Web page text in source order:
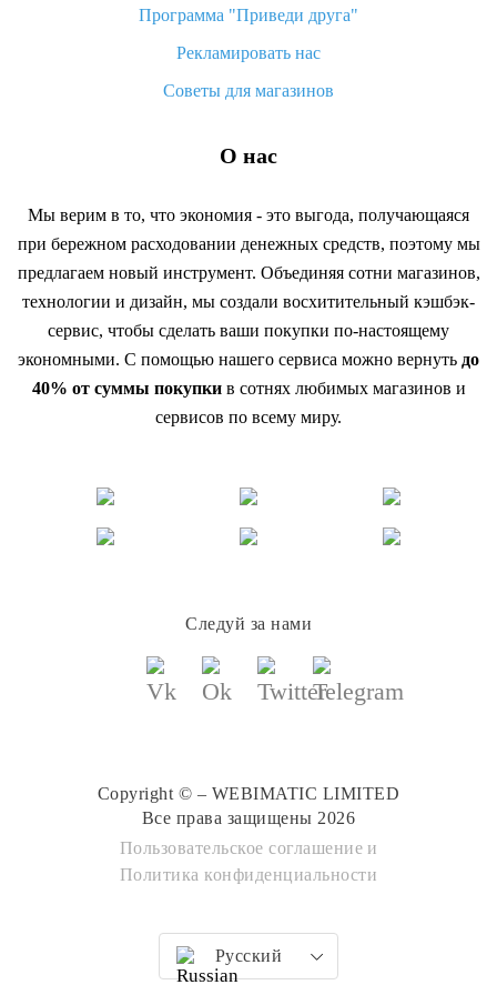
Программа "Приведи друга"
Рекламировать нас
Советы для магазинов
О нас
Мы верим в то, что экономия - это выгода, получающаяся
при бережном расходовании денежных средств, поэтому мы
предлагаем новый инструмент. Объединяя сотни магазинов,
технологии и дизайн, мы создали восхитительный кэшбэк-
сервис, чтобы сделать ваши покупки по-настоящему
экономными. С помощью нашего сервиса можно вернуть до
40% от суммы покупкив сотнях любимых магазинов и
сервисов по всему миру.
Следуй за нами
Copyright © – WEBIMATIC LIMITED
Все права защищены 2026
Пользовательское соглашение и
Политика конфиденциальности
Русский